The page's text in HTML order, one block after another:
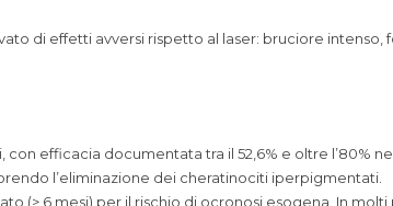
di effetti avversi rispetto al laser: bruciore intenso,
efficacia documentata tra il 52,6% e oltre l’80%
l’eliminazione dei cheratinociti iperpigmentati.
(> 6 mesi) per il rischio di ocronosi esogena. In molti